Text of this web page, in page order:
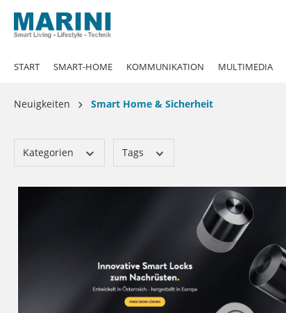
Zur Hauptnavigation springen
START SMART-HOME KOMMUNIKATION MULTIMEDIA
Neuigkeiten Smart Home & Sicherheit
Kategorien Tags